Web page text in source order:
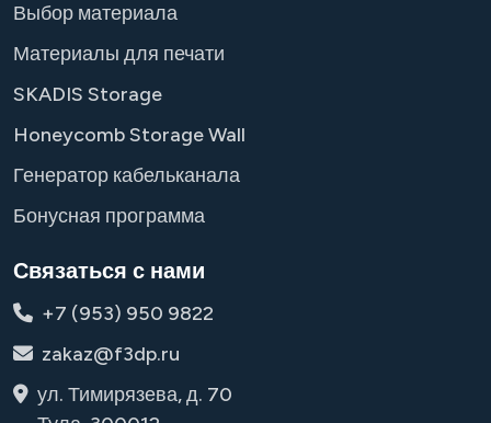
Выбор материала
Материалы для печати
SKADIS Storage
Honeycomb Storage Wall
Генератор кабельканала
Бонусная программа
Связаться с нами
+7 (953) 950 9822
zakaz@f3dp.ru
ул. Тимирязева, д. 70